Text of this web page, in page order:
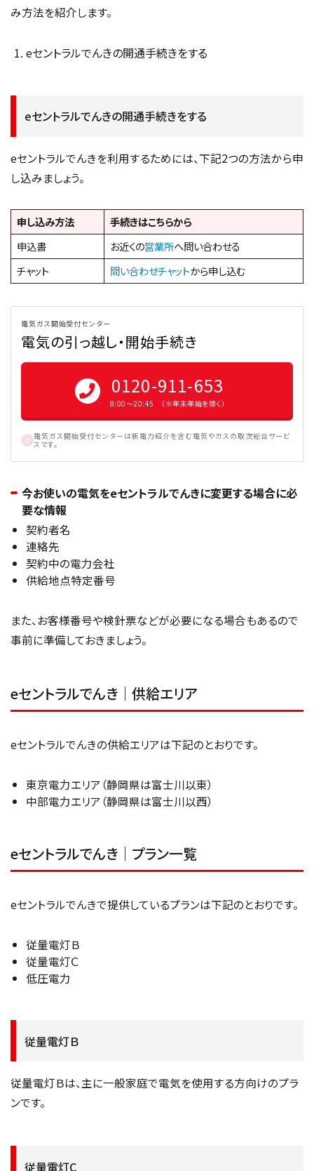
み方法を紹介します。
eセントラルでんきの開通手続きをする
eセントラルでんきの開通手続きをする
eセントラルでんきを利用するためには、下記2つの方法から申
し込みましょう。
申し込み方法
手続きはこちらから
申込書
お近くの営業所へ問い合わせる
チャット
問い合わせチャットから申し込む
電気ガス開始受付センター
電気の引っ越し・開始手続き
0120-911-653
8:00〜20:45 （※年末年始を除く）
電気ガス開始受付センターは新電力紹介を含む電気やガスの取次総合サービ
スです。
今お使いの電気をeセントラルでんきに変更する場合に必
要な情報
契約者名
連絡先
契約中の電力会社
供給地点特定番号
また、お客様番号や検針票などが必要になる場合もあるので
事前に準備しておきましょう。
eセントラルでんき｜供給エリア
eセントラルでんきの供給エリアは下記のとおりです。
東京電力エリア（静岡県は富士川以東）
中部電力エリア（静岡県は富士川以西）
eセントラルでんき｜プラン一覧
eセントラルでんきで提供しているプランは下記のとおりです。
従量電灯Ｂ
従量電灯Ｃ
低圧電力
従量電灯Ｂ
従量電灯Ｂは、主に一般家庭で電気を使用する方向けのプラ
ンです。
従量電灯C